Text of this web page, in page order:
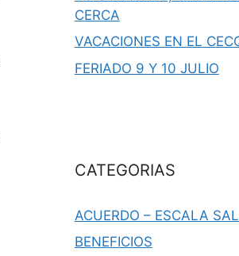
CERCA
VACACIONES EN EL
FERIADO 9 Y 10 JULIO
CATEGORIAS
ACUERDO – ESCALA
BENEFICIOS